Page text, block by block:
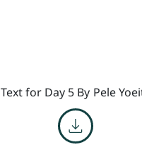
Text for Day 5 By Pele